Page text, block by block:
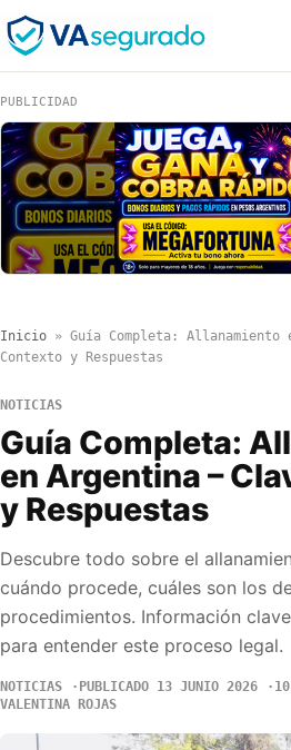
PUBLICIDAD
Inicio » Guía Completa:
Contexto y Respuestas
NOTICIAS
Guía Completa:
en Argentina –
y Respuestas
Descubre todo sobre el
cuándo procede, cuáles son los
procedimientos. Información
para entender este proceso legal.
NOTICIAS PUBLICADO 13 JUNIO 2026
VALENTINA ROJAS